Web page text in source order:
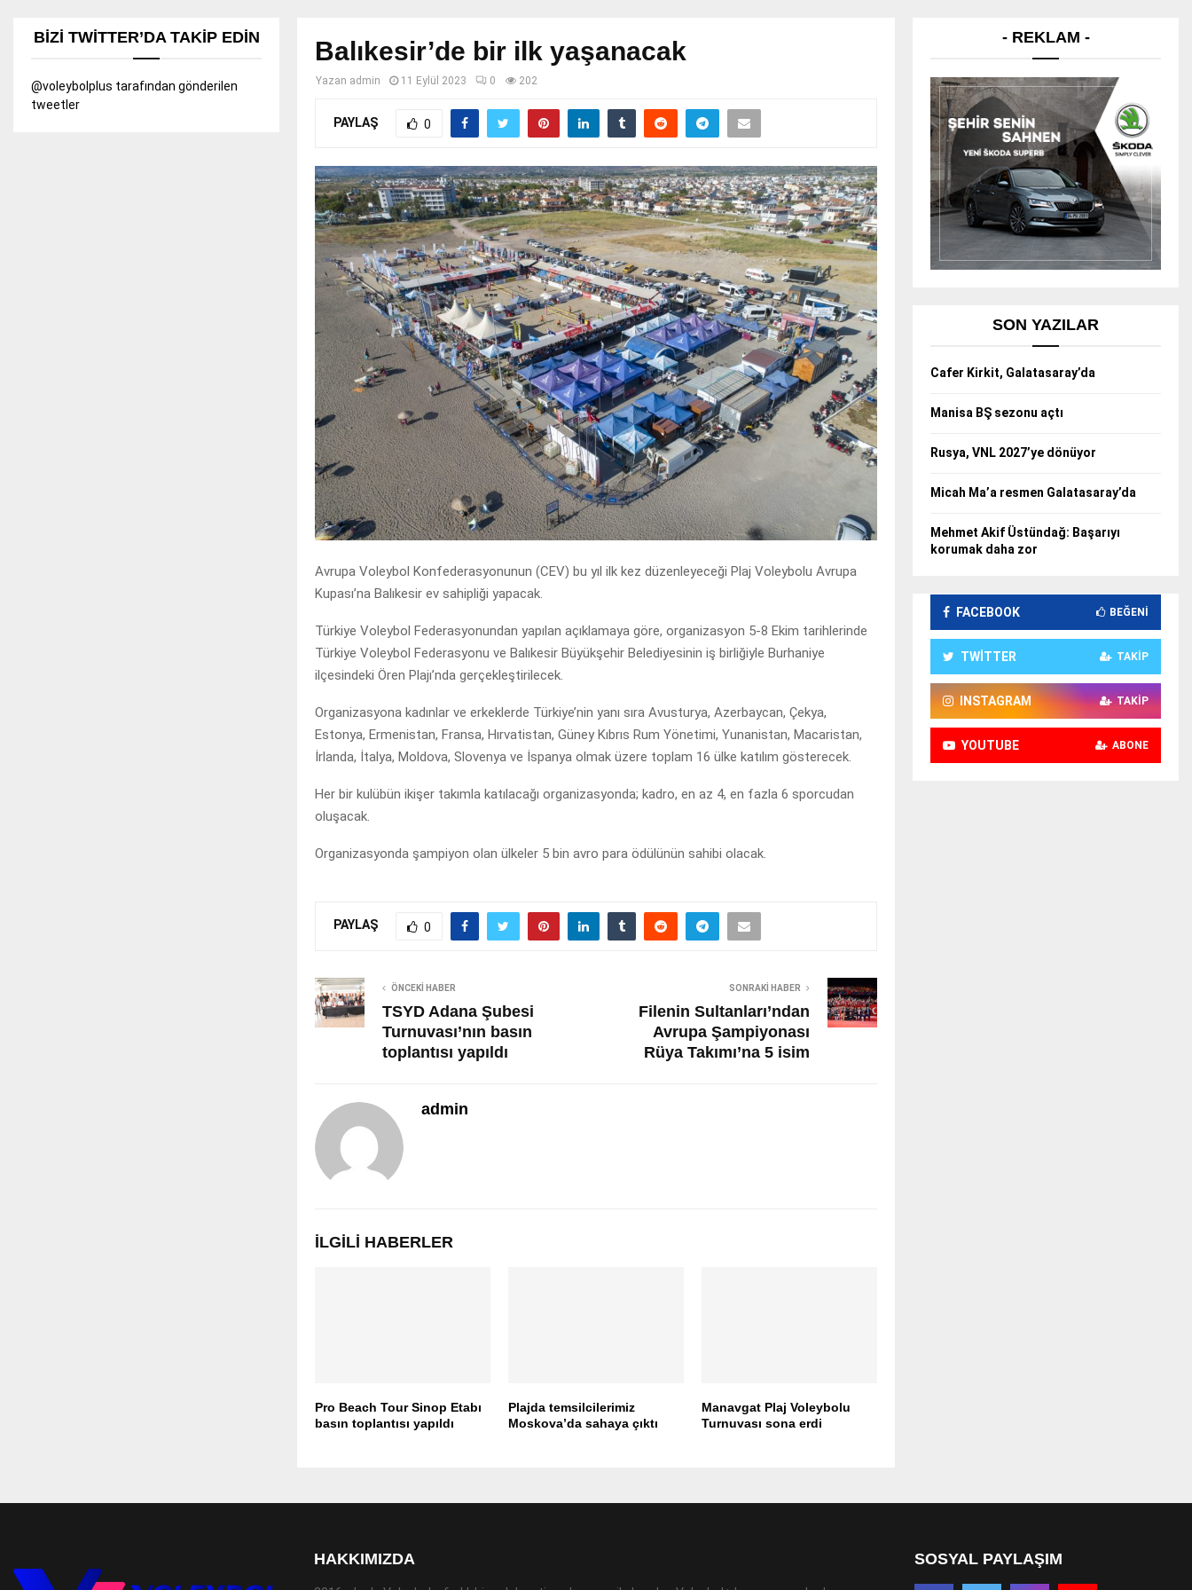
Balıkesir’de bir ilk yaşanacak
Yazan admin 11 Eylül 2023 0 202
PAYLAŞ 0
Avrupa Voleybol Konfederasyonunun (CEV) bu yıl ilk kez düzenleyeceği Plaj Voleybolu Avrupa
Kupası’na Balıkesir ev sahipliği yapacak.
Türkiye Voleybol Federasyonundan yapılan açıklamaya göre, organizasyon 5-8 Ekim tarihlerinde
Türkiye Voleybol Federasyonu ve Balıkesir Büyükşehir Belediyesinin iş birliğiyle Burhaniye
ilçesindeki Ören Plajı’nda gerçekleştirilecek.
Organizasyona kadınlar ve erkeklerde Türkiye’nin yanı sıra Avusturya, Azerbaycan, Çekya,
Estonya, Ermenistan, Fransa, Hırvatistan, Güney Kıbrıs Rum Yönetimi, Yunanistan, Macaristan,
İrlanda, İtalya, Moldova, Slovenya ve İspanya olmak üzere toplam 16 ülke katılım gösterecek.
Her bir kulübün ikişer takımla katılacağı organizasyonda; kadro, en az 4, en fazla 6 sporcudan
oluşacak.
Organizasyonda şampiyon olan ülkeler 5 bin avro para ödülünün sahibi olacak.
PAYLAŞ 0
ÖNCEKI HABER
TSYD Adana Şubesi
Turnuvası’nın basın
toplantısı yapıldı
SONRAKI HABER
Filenin Sultanları’ndan
Avrupa Şampiyonası
Rüya Takımı’na 5 isim
admin
İLGILI HABERLER
Pro Beach Tour Sinop Etabı
basın toplantısı yapıldı
Plajda temsilcilerimiz
Moskova’da sahaya çıktı
Manavgat Plaj Voleybolu
Turnuvası sona erdi
BIZI TWITTER’DA TAKIP EDIN
@voleybolplus tarafından gönderilen
tweetler
- REKLAM -
SON YAZILAR
Cafer Kirkit, Galatasaray’da
Manisa BŞ sezonu açtı
Rusya, VNL 2027’ye dönüyor
Micah Ma’a resmen Galatasaray’da
Mehmet Akif Üstündağ: Başarıyı
korumak daha zor
FACEBOOK BEĞENI
TWITTER TAKIP
INSTAGRAM TAKIP
YOUTUBE ABONE
HAKKIMIZDA SOSYAL PAYLAŞIM